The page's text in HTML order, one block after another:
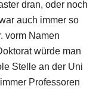
dran, oder noch
auch immer so
vorm Namen
würde man
Stelle an der Uni
Professoren